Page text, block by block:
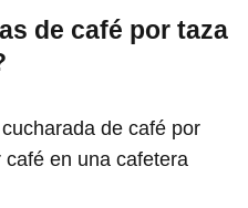
de café por taza
de café por
en una cafetera